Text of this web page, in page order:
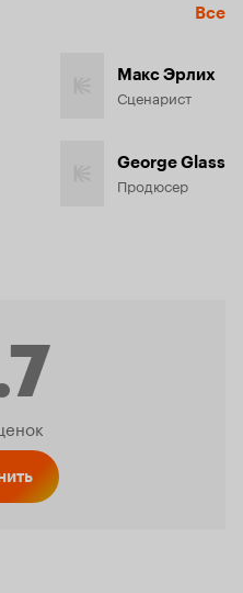
Все
Макс Эрлих
Сценарист
George Glass
Продюсер